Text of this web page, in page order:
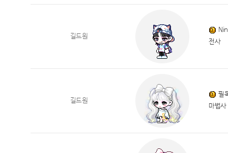
길드원
전사
길드원
필
마법사